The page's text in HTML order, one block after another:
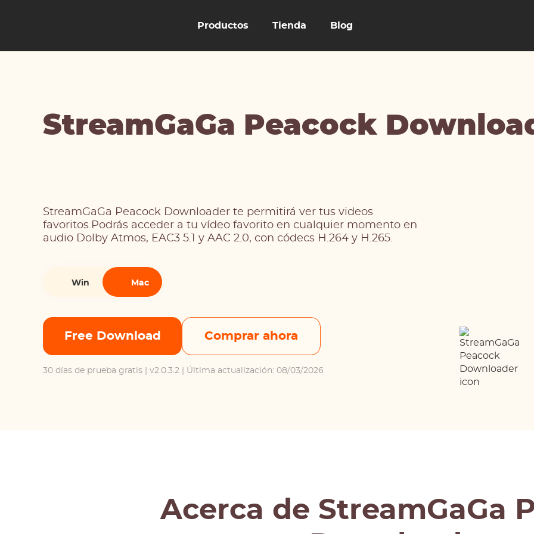
Productos Tienda Blog
StreamGaGa Peacock
StreamGaGa Peacock Downloader te permitirá ver tus videos
favoritos.Podrás acceder a tu vídeo favorito en cualquier momento en
audio Dolby Atmos, EAC3 5.1 y AAC 2.0, con códecs H.264 y H.265.
Win Mac
Free Download Comprar ahora
30 días de prueba gratis | v2.0.3.2 | Última actualización: 08/03/2026
Acerca de StreamGaGa